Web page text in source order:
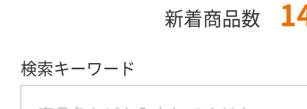
新着商品数
検索キーワード